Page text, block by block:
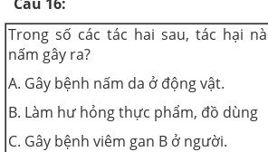
Trong số các tác hai sau, tác hại
nấm gây ra?
A. Gây bệnh nấm da ở động vật.
B. Làm hư hỏng thực phẩm, đồ dùng
C. Gây bệnh viêm gan B ở người.